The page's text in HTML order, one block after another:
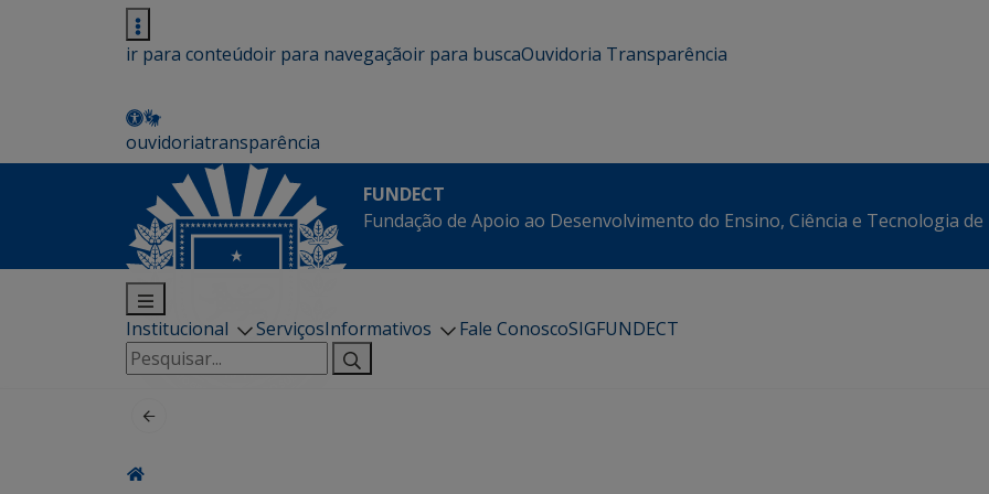
ir para conteúdoir para navegaçãoir para buscaOuvidoria Transparência
ouvidoriatransparência
FUNDECT
Fundação de Apoio ao Desenvolvimento do Ensino, Ciência e Tecnologia de
Institucional ServiçosInformativos Fale ConoscoSIGFUNDECT
Pesquisar
por: